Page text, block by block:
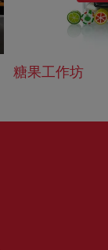
糖果工作坊
进